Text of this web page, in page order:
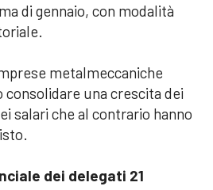
di gennaio, con modalità
metalmeccaniche
consolidare una crescita dei
salari che al contrario hanno
dei delegati 21